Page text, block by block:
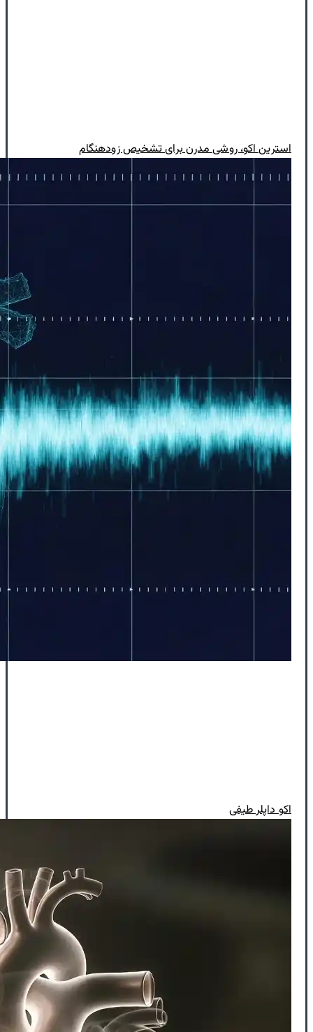
استرین اکو، روشی مدرن برای تشخیص زودهنگام
اکو داپلر طیفی